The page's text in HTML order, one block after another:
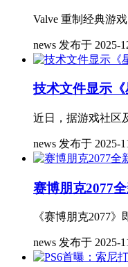
Valve 重制经典游
news 发布于 2025-
技术文件显示
近日，据游戏社区
news 发布于 2025-
赛博朋克2077
《赛博朋克2077
news 发布于 2025-